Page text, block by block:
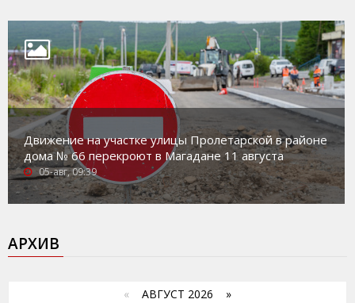
Движение на участке улицы Пролетарской в районе
дома № 66 перекроют в Магадане 11 августа
05-авг, 09:39
АРХИВ
« АВГУСТ 2026 »